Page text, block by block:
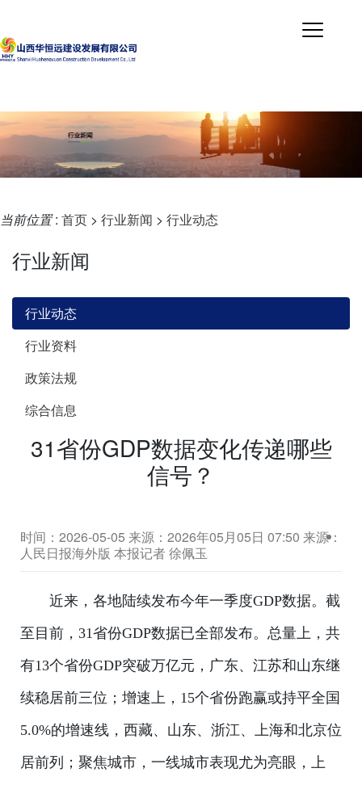
当前位置: 首页 > 行业新闻 > 行业动态
行业新闻
行业动态
行业资料
政策法规
综合信息
31省份GDP数据变化传递哪些
信号？
时间：2026-05-05 来源：2026年05月05日 07:50 来源：
人民日报海外版 本报记者 徐佩玉
近来，各地陆续发布今年一季度GDP数据。截
至目前，31省份GDP数据已全部发布。总量上，共
有13个省份GDP突破万亿元，广东、江苏和山东继
续稳居前三位；增速上，15个省份跑赢或持平全国
5.0%的增速线，西藏、山东、浙江、上海和北京位
居前列；聚焦城市，一线城市表现尤为亮眼，上